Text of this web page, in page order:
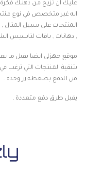
عليك ان تزيح من دهنك فكرة
انه غير متخصص في نوع
المنتجات على سبيل المثال ,
, دهانات , باقات لتاسيس
موقع جهزلي ايضا يقبل ما
بتنقية المنتجات التي
من الدفع بضغطة زر وحدة .
يقبل طرق دفع متعددة .